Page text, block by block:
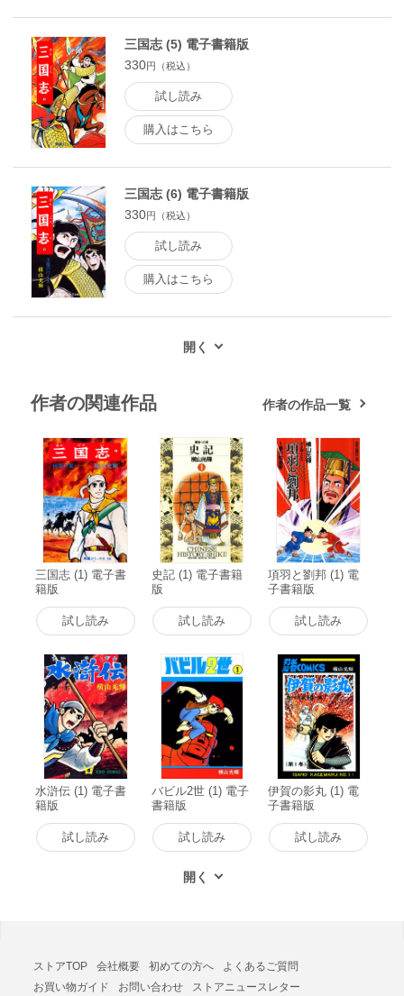
三国志 (5) 電子書籍版
330円（税込）
試し読み
購入はこちら
三国志 (6) 電子書籍版
330円（税込）
試し読み
購入はこちら
作者の関連作品 作者の作品一覧
三国志 (1) 電子書
籍版
試し読み
史記 (1) 電子書籍
版
試し読み
項羽と劉邦 (1) 電
子書籍版
試し読み
水滸伝 (1) 電子書
籍版
試し読み
バビル2世 (1) 電子
書籍版
試し読み
伊賀の影丸 (1) 電
子書籍版
試し読み
ストアTOP 会社概要 初めての方へ
よくあるご質問
お買い物ガイド
お問い合わせ ストアニュースレター